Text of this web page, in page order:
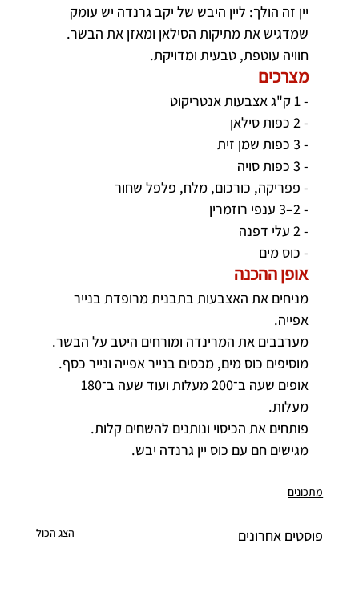
יין זה הולך: ליין היבש של יקב גרנדה יש עומק
שמדגיש את מתיקות הסילאן ומאזן את הבשר.
חוויה עוטפת, טבעית ומדויקת.
מצרכים
- 1 ק"ג אצבעות אנטריקוט
- 2 כפות סילאן
- 3 כפות שמן זית
- 3 כפות סויה
- פפריקה, כורכום, מלח, פלפל שחור
- 2–3 ענפי רוזמרין
- 2 עלי דפנה
- כוס מים
אופן ההכנה
מניחים את האצבעות בתבנית מרופדת בנייר
אפייה.
מערבבים את המרינדה ומורחים היטב על הבשר.
מוסיפים כוס מים, מכסים בנייר אפייה ונייר כסף.
אופים שעה ב־200 מעלות ועוד שעה ב־180
מעלות.
פותחים את הכיסוי ונותנים להשחים קלות.
מגישים חם עם כוס יין גרנדה יבש.
מתכונים
פוסטים אחרונים הצג הכול